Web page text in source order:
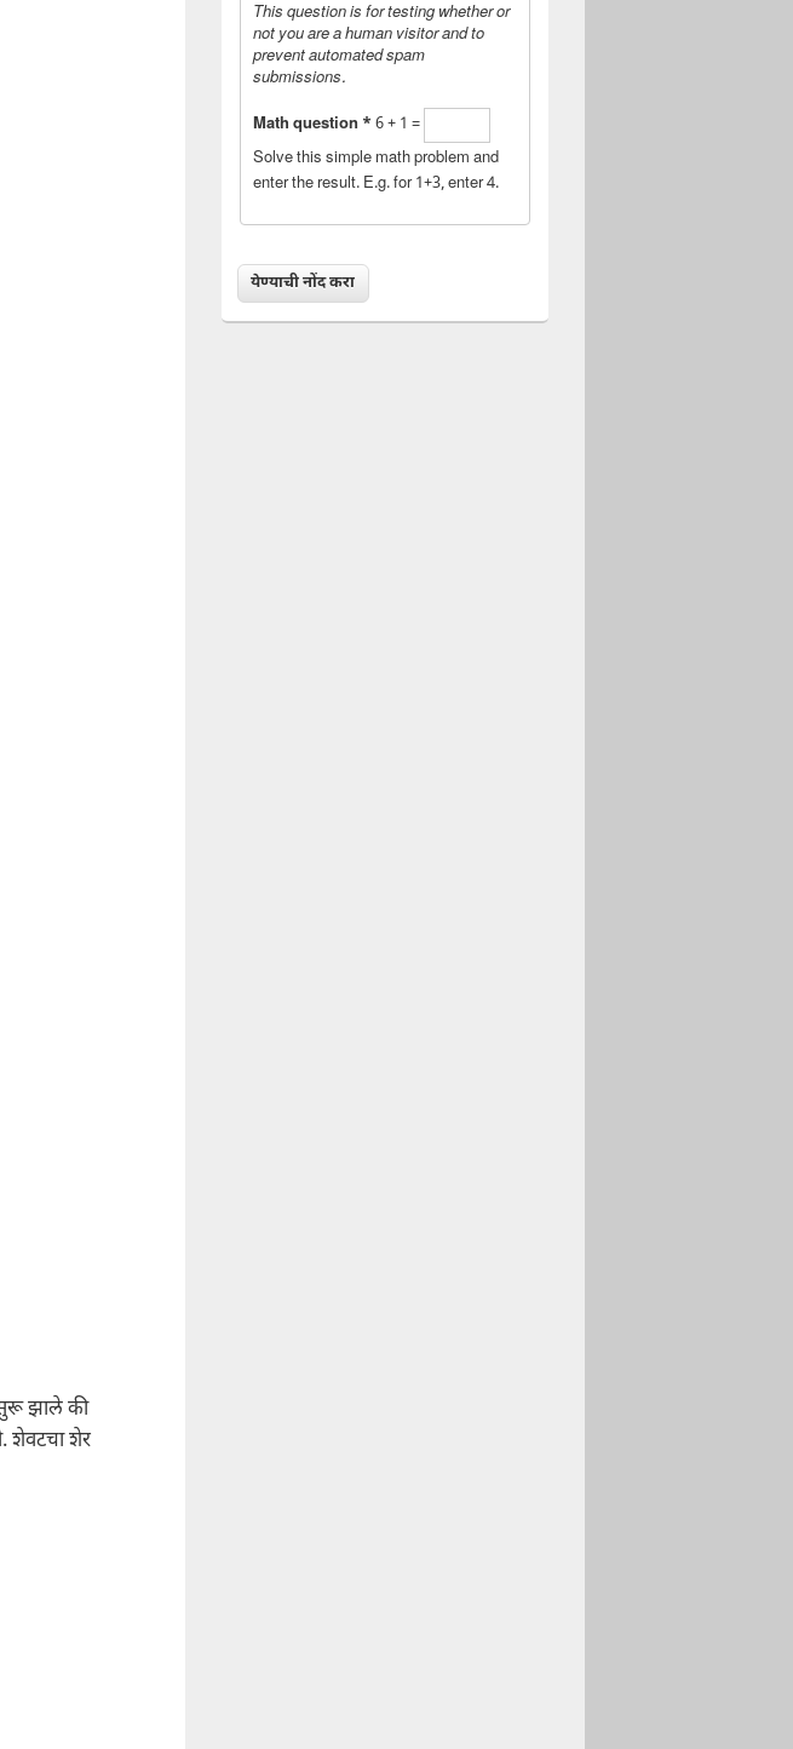
झाले की
शेवटचा शेर
This question is for testing whether or
not you are a human visitor and to
prevent automated spam
submissions.
Math question * 6 + 1 =
Solve this simple math problem and
enter the result. E.g. for 1+3, enter 4.